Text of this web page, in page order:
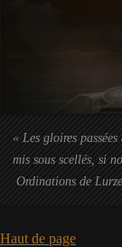
« Les gloires
mis sous scellés, si
Ordinations de
Haut de page